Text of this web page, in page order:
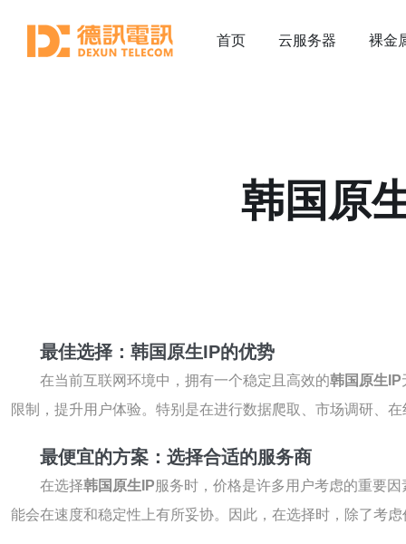
首页 云服务器 裸金
韩国原
最佳选择：韩国原生IP的优势
在当前互联网环境中，拥有一个稳定且高效的韩国原生IP
限制，提升用户体验。特别是在进行数据爬取、市场调研、
最便宜的方案：选择合适的服务商
在选择韩国原生IP服务时，价格是许多用户考虑的重要
能会在速度和稳定性上有所妥协。因此，在选择时，除了考